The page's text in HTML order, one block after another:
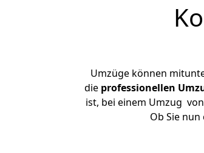
Umzüge können
die professionellen
ist, bei einem Umzug
Ob Sie